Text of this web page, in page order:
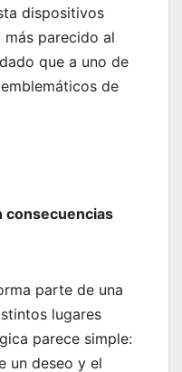
dispositivos
parecido al
que a uno de
de
consecuencias
parte de una
lugares
parece simple:
un deseo y el